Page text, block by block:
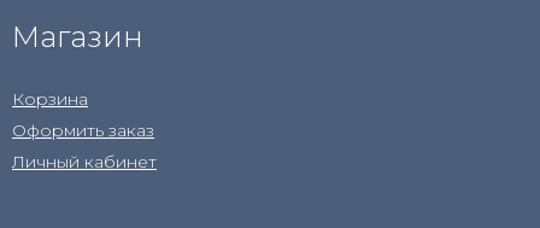
Магазин
Корзина
Оформить заказ
Личный кабинет